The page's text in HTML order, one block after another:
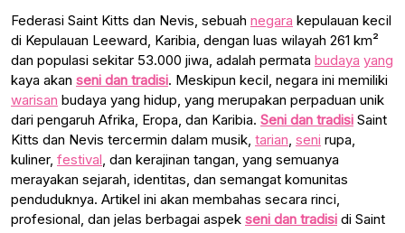
Federasi Saint Kitts dan Nevis, sebuah negara kepulauan kecil
di Kepulauan Leeward, Karibia, dengan luas wilayah 261 km²
dan populasi sekitar 53.000 jiwa, adalah permata budaya yang
kaya akan seni dan tradisi. Meskipun kecil, negara ini memiliki
warisan budaya yang hidup, yang merupakan perpaduan unik
dari pengaruh Afrika, Eropa, dan Karibia. Seni dan tradisi Saint
Kitts dan Nevis tercermin dalam musik, tarian seni rupa,
kuliner, festival , dan kerajinan tangan, yang semuanya
merayakan sejarah, identitas, dan semangat komunitas
penduduknya. Artikel ini akan membahas secara rinci,
profesional, dan jelas berbagai aspek seni dan tradisi di Saint